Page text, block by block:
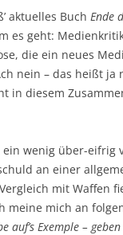
aktuelles Buch Ende
es geht:
die ein neues
nein – das heißt ja
in diesem
wenig über-eifrig
an einer
mit Waffen
meine mich an
auf’s Exemple –